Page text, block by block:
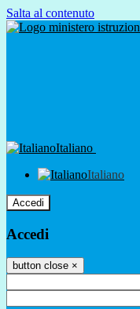
Salta al contenuto
Italiano
Italiano
Accedi
Accedi
button close ×